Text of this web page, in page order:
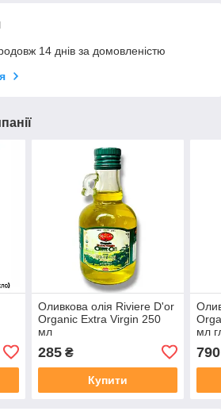
14 днів за домовленістю
Оливкова олія Riviere D'or
Organic Extra Virgin 250
мл
285₴
Купити
мл
790